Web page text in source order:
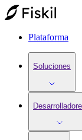
Plataforma
Soluciones